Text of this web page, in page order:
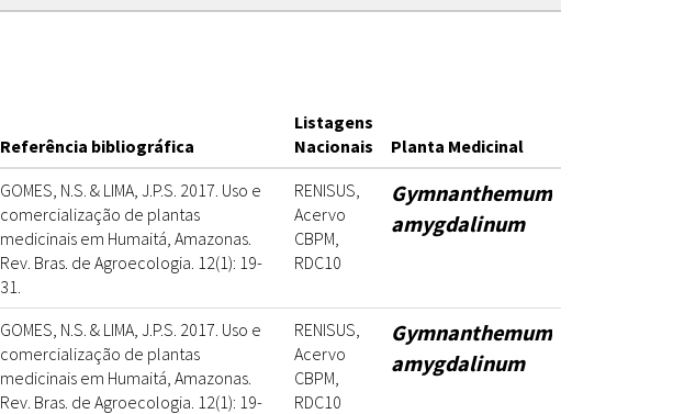
Referência bibliográfica
Listagens
Nacionais
Planta Medicinal
GOMES, N.S. & LIMA, J.P.S. 2017. Uso e
comercialização de plantas
medicinais em Humaitá, Amazonas.
Rev. Bras. de Agroecologia. 12(1): 19-
31.
RENISUS,
Acervo
CBPM,
RDC10
Gymnanthemum
amygdalinum
GOMES, N.S. & LIMA, J.P.S. 2017. Uso e
comercialização de plantas
medicinais em Humaitá, Amazonas.
Rev. Bras. de Agroecologia. 12(1): 19-
RENISUS,
Acervo
CBPM,
RDC10
Gymnanthemum
amygdalinum